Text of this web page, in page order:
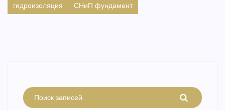
гидроизоляция
СНиП фундамент